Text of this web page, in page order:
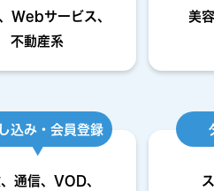
Webサービス、
不動産系
美
込み・会員登録
通信、VOD、